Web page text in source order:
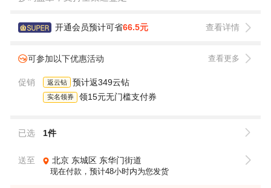
开通会员预计可省66.5元 查看详情
可参加以下优惠活动 查看更多
促销 返云钻 预计返349云钻
实名领券 领15元无门槛支付券
已选 1件
送至 北京 东城区 东华门街道
现在付款，预计48小时内为您发货